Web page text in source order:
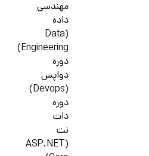
مهندسی
داده
(Data
Engineering)
دوره
دواپس
(Devops)
دوره
دات
نت
(ASP.NET